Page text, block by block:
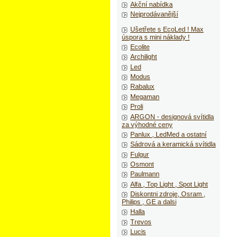
Akční nabídka
Nejprodávanější
Ušetřete s EcoLed ! Max
úspora s mini náklady !
Ecolite
Archilight
Led
Modus
Rabalux
Megaman
Proli
ARGON - designová svítidla
za výhodné ceny
Panlux , LedMed a ostatní
Sádrová a keramická svítidla
Fulgur
Osmont
Paulmann
Alfa , Top Light , Spot Light
Diskontni zdroje, Osram ,
Philips , GE a dalsi
Halla
Trevos
Lucis